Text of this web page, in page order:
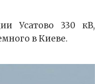
Усатово 330 кВ,
в Киеве.